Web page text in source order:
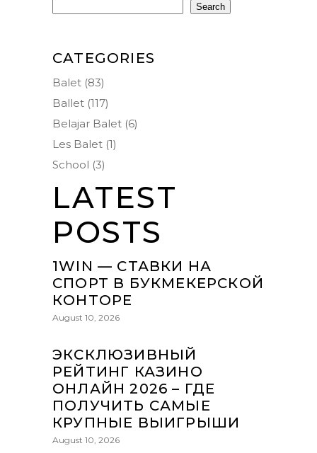
Search
CATEGORIES
Balet (83)
Ballet (117)
Belajar Balet (6)
Les Balet (1)
School (3)
LATEST
POSTS
1WIN — СТАВКИ НА
СПОРТ В БУКМЕКЕРСКОЙ
КОНТОРЕ
August 10, 2026
ЭКСКЛЮЗИВНЫЙ
РЕЙТИНГ КАЗИНО
ОНЛАЙН 2026 – ГДЕ
ПОЛУЧИТЬ САМЫЕ
КРУПНЫЕ ВЫИГРЫШИ
August 10, 2026